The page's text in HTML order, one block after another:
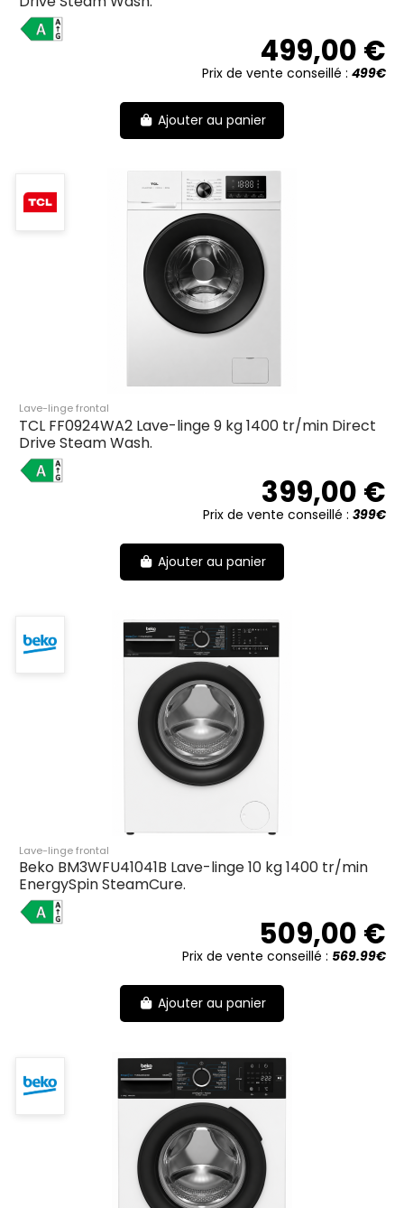
A
499,00 €
Prix de vente conseillé : 499€
Ajouter au panier
Lave-linge frontal
TCL FF0924WA2 Lave-linge 9 kg 1400 tr/min Direct
Drive Steam Wash.
A
399,00 €
Prix de vente conseillé : 399€
Ajouter au panier
Lave-linge frontal
Beko BM3WFU41041B Lave-linge 10 kg 1400 tr/min
EnergySpin SteamCure.
A
509,00 €
Prix de vente conseillé : 569.99€
Ajouter au panier